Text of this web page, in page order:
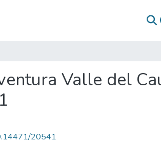
Valle del
20541